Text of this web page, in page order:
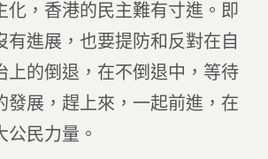
化，香港的民主難有寸進。即
有進展，也要提防和反對在自
上的倒退，在不倒退中，等待
發展，趕上來，一起前進，在
公民力量。